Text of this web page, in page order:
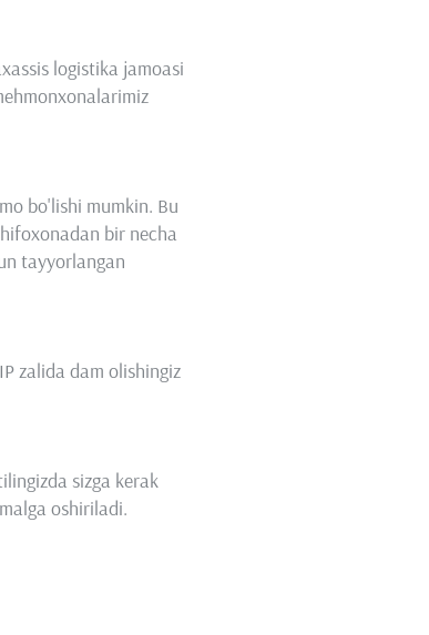
logistika jamoasi
bo'lishi mumkin. Bu
bir necha
tayyorlangan
zalida dam olishingiz
sizga kerak
oshiriladi.